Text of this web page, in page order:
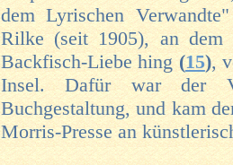
dem Lyrischen
Rilke (seit 1905), an dem
Backfisch-Liebe hing (15),
Insel. Dafür war der
Buchgestaltung, und kam
Morris-Presse an